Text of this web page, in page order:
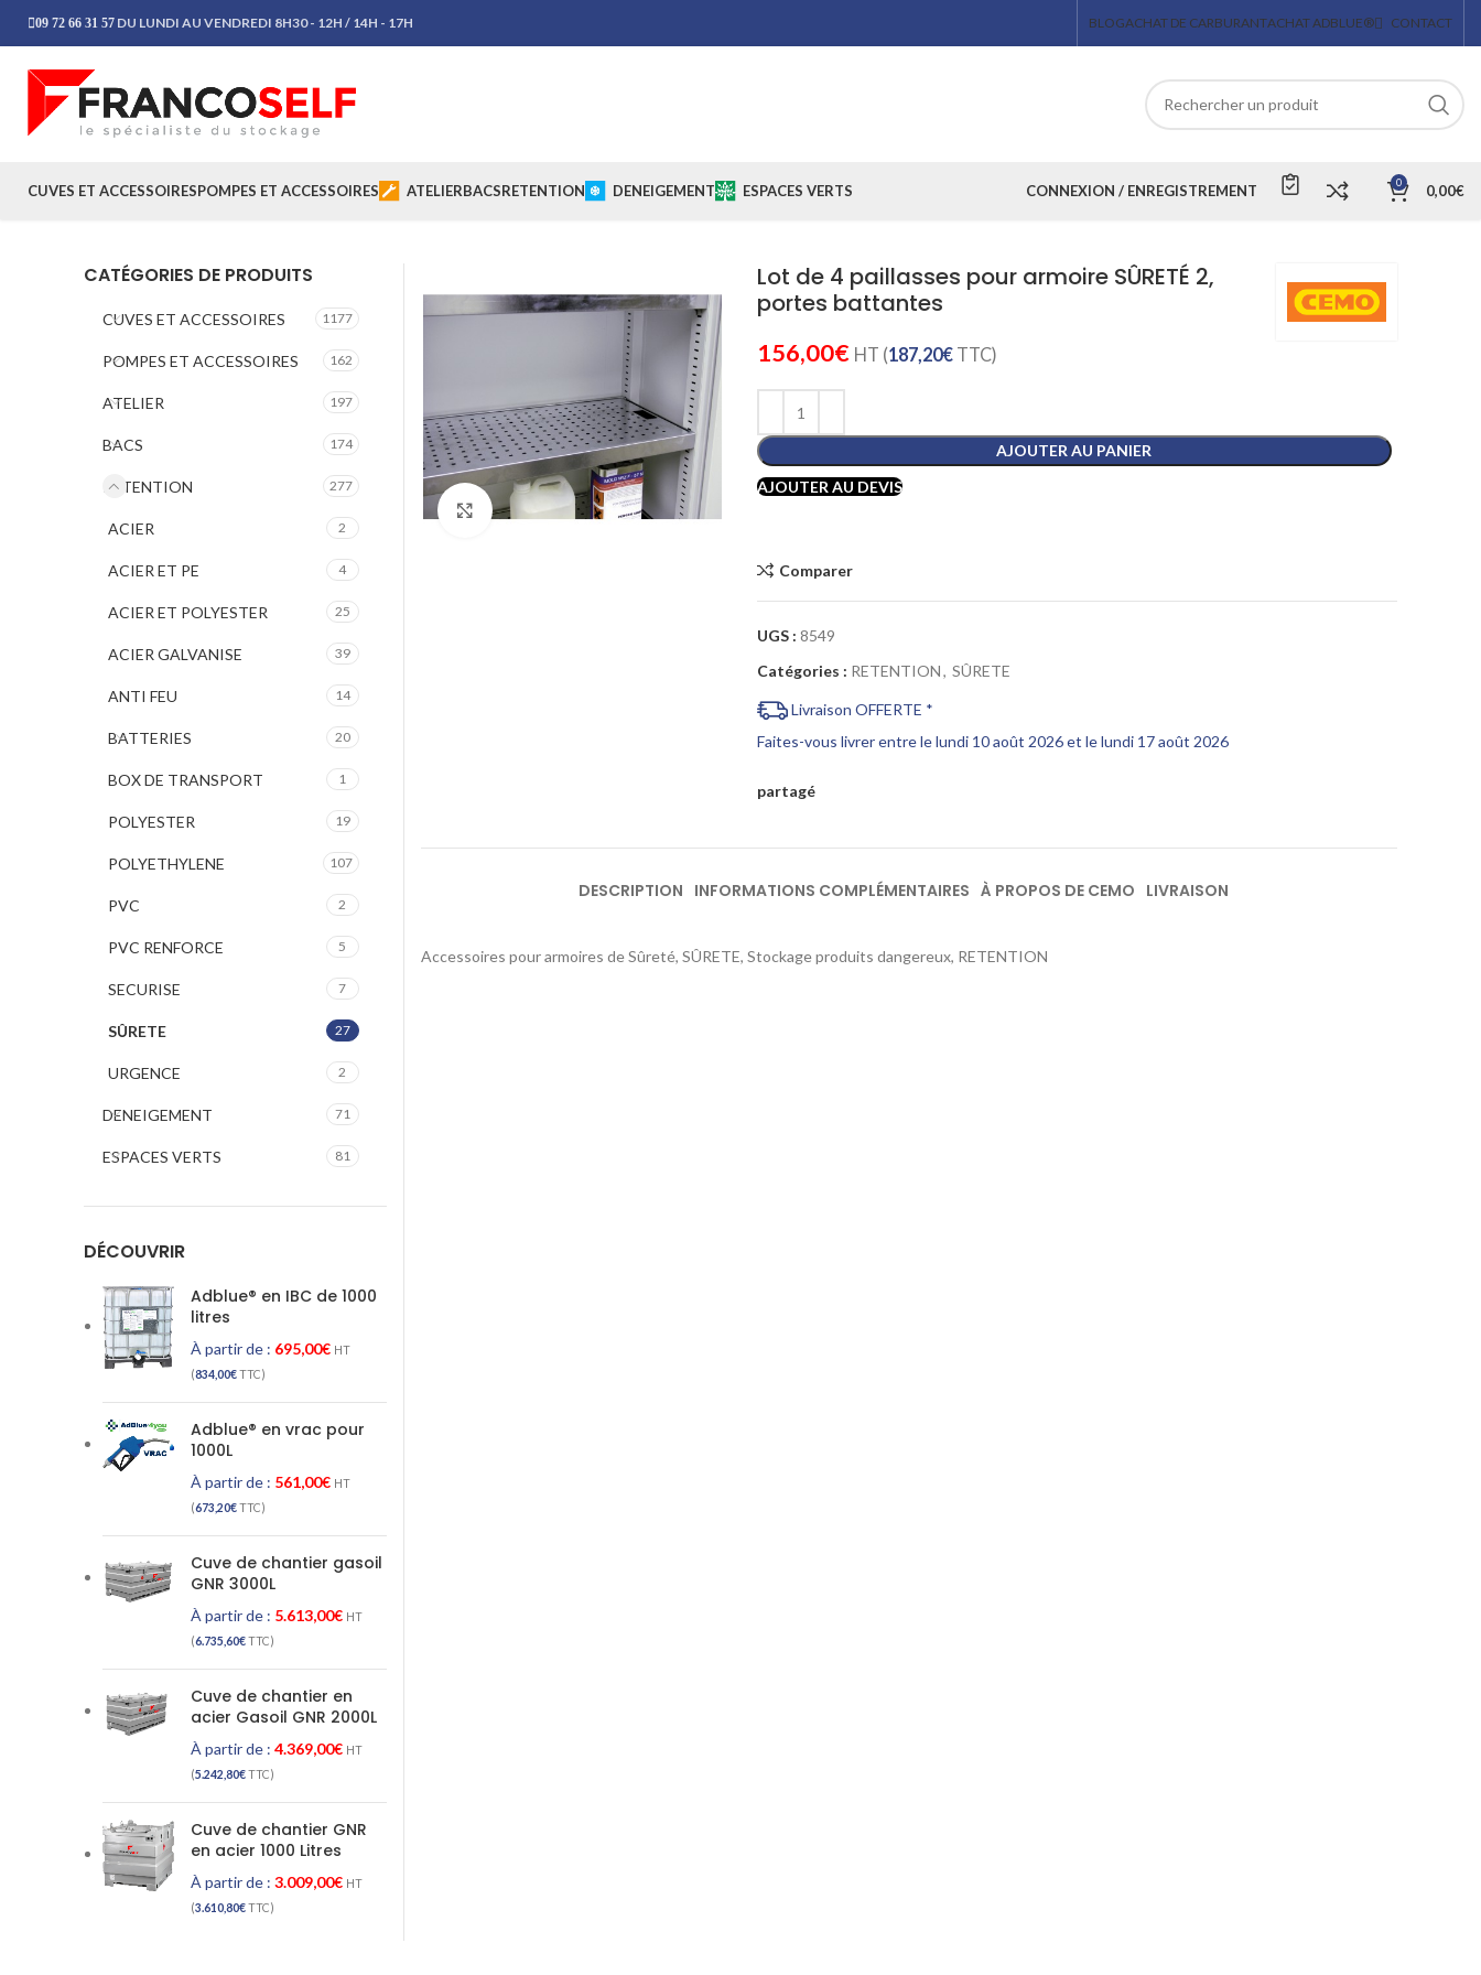
09 72 66 31 57 DU LUNDI AU VENDREDI 8H30 - 12H / 14H - 17H BLOGACHAT DE CARBURANTACHAT ADBLUE® CONTACT
CUVES ET ACCESSOIRESPOMPES ET ACCESSOIRES ATELIERBACSRETENTION DENEIGEMENT ESPACES VERTS CONNEXION / ENREGISTREMENT 0 0,00€
Cliquez pour agrandir
Lot de 4 paillasses pour armoire SÛRETÉ 2,
portes battantes
156,00€ HT (187,20€TTC)
AJOUTER AU PANIER
AJOUTER AU DEVIS
Comparer
UGS : 8549
Catégories : RETENTION, SÛRETE
Livraison OFFERTE *
Faites-vous livrer entre le lundi 10 août 2026 et le lundi 17 août 2026
partagé
DESCRIPTION INFORMATIONS COMPLÉMENTAIRES À PROPOS DE CEMO LIVRAISON
Accessoires pour armoires de Sûreté, SÛRETE, Stockage produits dangereux, RETENTION
CATÉGORIES DE PRODUITS
CUVES ET ACCESSOIRES 1177
POMPES ET ACCESSOIRES 162
ATELIER 197
BACS 174
RETENTION 277
ACIER 2
ACIER ET PE 4
ACIER ET POLYESTER 25
ACIER GALVANISE 39
ANTI FEU 14
BATTERIES 20
BOX DE TRANSPORT 1
POLYESTER 19
POLYETHYLENE 107
PVC 2
PVC RENFORCE 5
SECURISE 7
SÛRETE 27
URGENCE 2
DENEIGEMENT 71
ESPACES VERTS 81
DÉCOUVRIR
Adblue® en IBC de 1000
litres
À partir de : 695,00€ HT
(834,00€TTC)
Adblue® en vrac pour
1000L
À partir de : 561,00€ HT
(673,20€TTC)
Cuve de chantier gasoil
GNR 3000L
À partir de : 5.613,00€ HT
(6.735,60€TTC)
Cuve de chantier en
acier Gasoil GNR 2000L
À partir de : 4.369,00€ HT
(5.242,80€TTC)
Cuve de chantier GNR
en acier 1000 Litres
À partir de : 3.009,00€ HT
(3.610,80€TTC)